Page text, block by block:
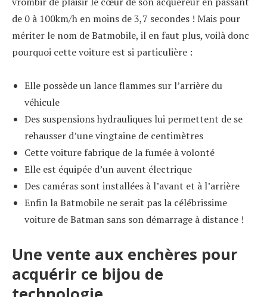
de 0 à 100km/h en moins de 3,7 secondes ! Mais pour
mériter le nom de Batmobile, il en faut plus, voilà donc
pourquoi cette voiture est si particulière :
Elle possède un lance flammes sur l’arrière du
véhicule
Des suspensions hydrauliques lui permettent de se
rehausser d’une vingtaine de centimètres
Cette voiture fabrique de la fumée à volonté
Elle est équipée d’un auvent électrique
Des caméras sont installées à l’avant et à l’arrière
Enfin la Batmobile ne serait pas la célébrissime
voiture de Batman sans son démarrage à distance !
Une vente aux enchères pour
acquérir ce bijou de